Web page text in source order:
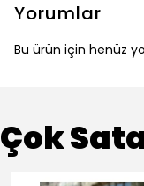
Yorumlar
Bu ürün için henüz
Çok